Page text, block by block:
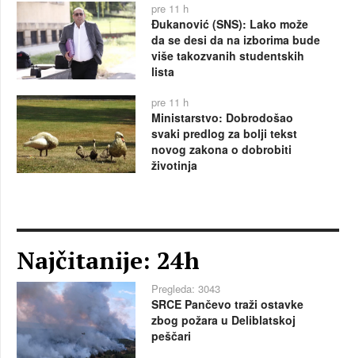
pre 11 h
Đukanović (SNS): Lako može
da se desi da na izborima bude
više takozvanih studentskih
lista
pre 11 h
Ministarstvo: Dobrodošao
svaki predlog za bolji tekst
novog zakona o dobrobiti
životinja
Najčitanije: 24h
Pregleda: 3043
SRCE Pančevo traži ostavke
zbog požara u Deliblatskoj
peščari